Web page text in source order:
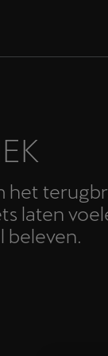
het
laten
beleven.